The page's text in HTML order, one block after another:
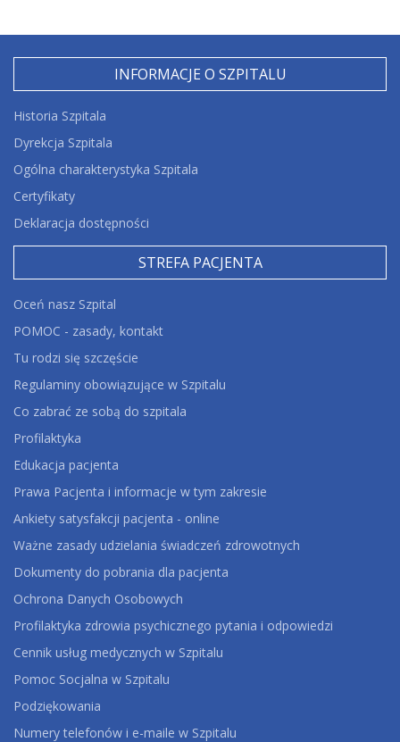
INFORMACJE O SZPITALU
Historia Szpitala
Dyrekcja Szpitala
Ogólna charakterystyka Szpitala
Certyfikaty
Deklaracja dostępności
STREFA PACJENTA
Oceń nasz Szpital
POMOC - zasady, kontakt
Tu rodzi się szczęście
Regulaminy obowiązujące w Szpitalu
Co zabrać ze sobą do szpitala
Profilaktyka
Edukacja pacjenta
Prawa Pacjenta i informacje w tym zakresie
Ankiety satysfakcji pacjenta - online
Ważne zasady udzielania świadczeń zdrowotnych
Dokumenty do pobrania dla pacjenta
Ochrona Danych Osobowych
Profilaktyka zdrowia psychicznego pytania i odpowiedzi
Cennik usług medycznych w Szpitalu
Pomoc Socjalna w Szpitalu
Podziękowania
Numery telefonów i e-maile w Szpitalu